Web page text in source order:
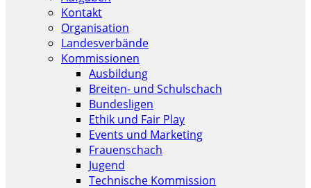
Kontakt
Organisation
Landesverbände
Kommissionen
Ausbildung
Breiten- und Schulschach
Bundesligen
Ethik und Fair Play
Events und Marketing
Frauenschach
Jugend
Technische Kommission